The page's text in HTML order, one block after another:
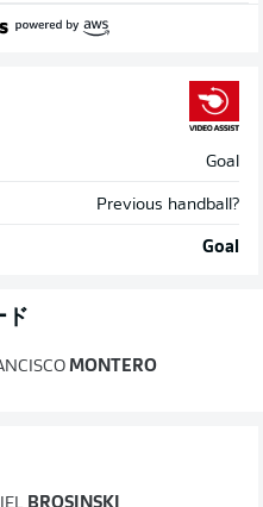
Goal
Previous handball?
Goal
ド
MONTERO
BROSINSKI